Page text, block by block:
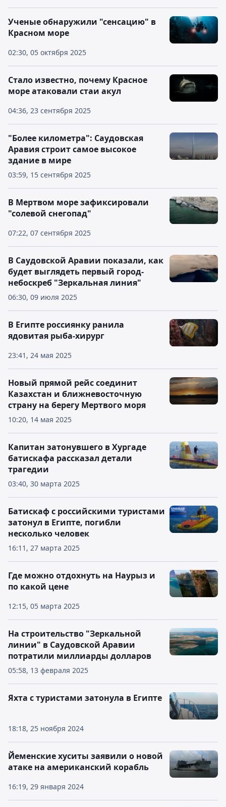
02:30, 05 октября 2025
Ученые обнаружили "сенсацию" в
Красном море
04:36, 23 сентября 2025
Стало известно, почему Красное
море атаковали стаи акул
03:59, 15 сентября 2025
"Более километра": Саудовская
Аравия строит самое высокое
здание в мире
07:22, 07 сентября 2025
В Мертвом море зафиксировали
"солевой снегопад"
06:30, 09 июля 2025
В Саудовской Аравии показали, как
будет выглядеть первый город-
небоскреб "Зеркальная линия"
23:41, 24 мая 2025
В Египте россиянку ранила
ядовитая рыба-хирург
10:20, 14 мая 2025
Новый прямой рейс соединит
Казахстан и ближневосточную
страну на берегу Мертвого моря
03:40, 30 марта 2025
Капитан затонувшего в Хургаде
батискафа рассказал детали
трагедии
16:11, 27 марта 2025
Батискаф с российскими туристами
затонул в Египте, погибли
несколько человек
12:15, 05 марта 2025
Где можно отдохнуть на Наурыз и
по какой цене
05:58, 13 февраля 2025
На строительство "Зеркальной
линии" в Саудовской Аравии
потратили миллиарды долларов
18:18, 25 ноября 2024
Яхта с туристами затонула в Египте
16:19, 29 января 2024
Йеменские хуситы заявили о новой
атаке на американский корабль